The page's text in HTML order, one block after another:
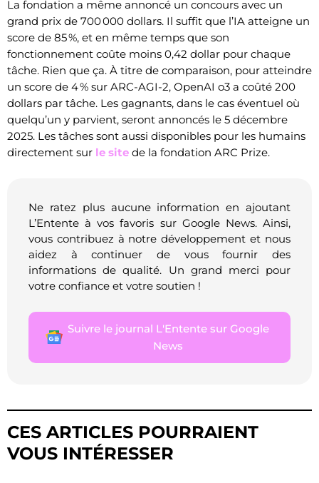
La fondation a même annoncé un concours avec un
grand prix de 700 000 dollars. Il suffit que l’IA atteigne un
score de 85 %, et en même temps que son
fonctionnement coûte moins 0,42 dollar pour chaque
tâche. Rien que ça. À titre de comparaison, pour atteindre
un score de 4 % sur ARC-AGI-2, OpenAI o3 a coûté 200
dollars par tâche. Les gagnants, dans le cas éventuel où
quelqu’un y parvient, seront annoncés le 5 décembre
2025. Les tâches sont aussi disponibles pour les humains
directement sur le site de la fondation ARC Prize.
Ne ratez plus aucune information en ajoutant
L’Entente à vos favoris sur Google News. Ainsi,
vous contribuez à notre développement et nous
aidez à continuer de vous fournir des
informations de qualité. Un grand merci pour
votre confiance et votre soutien !
Suivre le journal L'Entente sur Google
News
CES ARTICLES POURRAIENT
VOUS INTÉRESSER